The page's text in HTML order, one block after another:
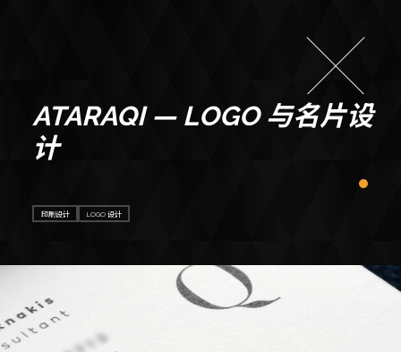
ATARAQI — LOGO 与名片设
计
印刷设计 LOGO 设计